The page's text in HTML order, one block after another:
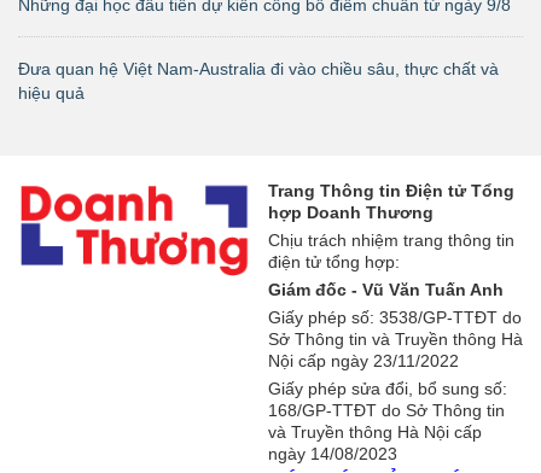
Những đại học đầu tiên dự kiến công bố điểm chuẩn từ ngày 9/8
Đưa quan hệ Việt Nam-Australia đi vào chiều sâu, thực chất và
hiệu quả
Trang Thông tin Điện tử Tổng
hợp Doanh Thương
Chịu trách nhiệm trang thông tin
điện tử tổng hợp:
Giám đốc - Vũ Văn Tuấn Anh
Giấy phép số: 3538/GP-TTĐT do
Sở Thông tin và Truyền thông Hà
Nội cấp ngày 23/11/2022
Giấy phép sửa đổi, bổ sung số:
168/GP-TTĐT do Sở Thông tin
và Truyền thông Hà Nội cấp
ngày 14/08/2023